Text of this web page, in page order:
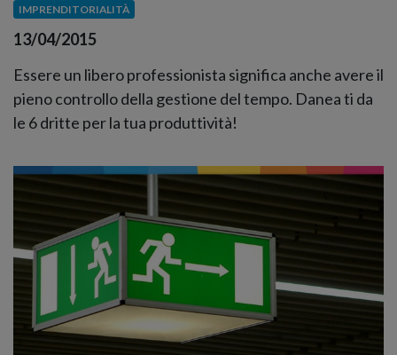
IMPRENDITORIALITÀ
13/04/2015
Essere un libero professionista significa anche avere il
pieno controllo della gestione del tempo. Danea ti da
le 6 dritte per la tua produttività!